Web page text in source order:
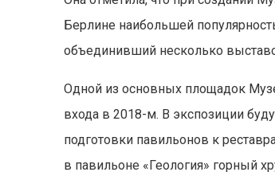
Берлине наибольшей
объединивший несколько
Одной из основных площадок
входа в 2018-м. В экспозиции
подготовки павильонов к
в павильоне «Геология» горный